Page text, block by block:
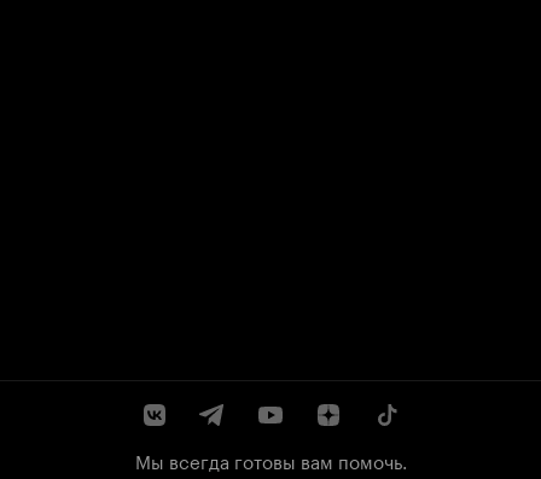
Мы всегда готовы вам помочь.